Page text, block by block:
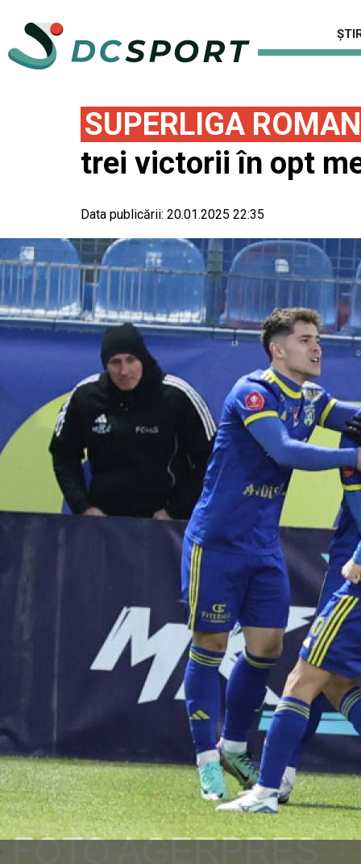
SUPERLIGA
trei victorii în opt
Data publicării: 20.01.2025 22:35